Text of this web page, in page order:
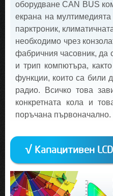
оборудване CAN BUS
екрана на
парктроник,
необходимо чрез
фабричния часовник, да
и трип компютъра,
функции, които са били
радио. Всичко това
конкретната кола и
поръчана първоначално.
√ Капацитивен